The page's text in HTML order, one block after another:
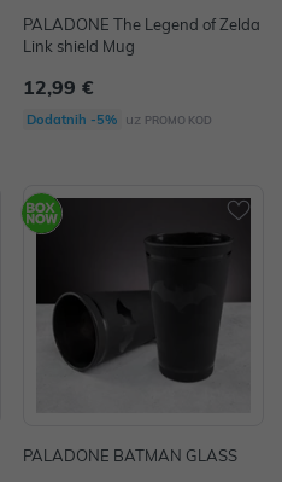
PALADONE The Legend of Zelda
Link shield Mug
12,99 €
Dodatnih -5% uz PROMO KOD
PALADONE BATMAN GLASS